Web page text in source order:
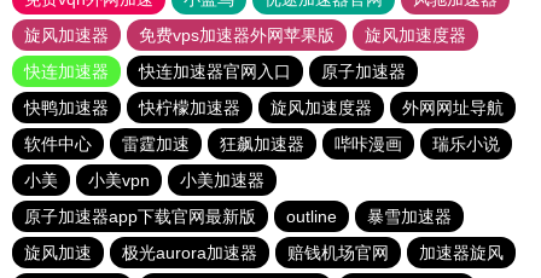
旋风加速器
免费vps加速器外网苹果版
旋风加速度器
快连加速器
快连加速器官网入口
原子加速器
快鸭加速器
快柠檬加速器 旋风加速度器
外网网址导航
软件中心
雷霆加速 狂飙加速器 哔咔漫画
瑞乐小说
小美
小美vpn
小美加速器
原子加速器app下载官网最新版
outline
暴雪加速器
旋风加速
极光aurora加速器 赔钱机场官网
加速器旋风